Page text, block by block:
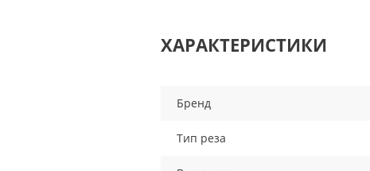
ХАРАКТЕРИСТИКИ
Бренд
Тип реза